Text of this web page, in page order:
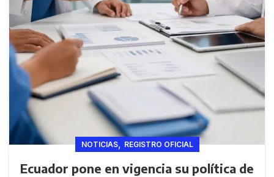
NOTICIAS, REGISTRO OFICIAL
Ecuador pone en vigencia su política de